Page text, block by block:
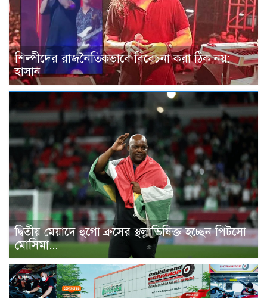
শিল্পীদের রাজনৈতিকভাবে বিবেচনা করা ঠিক নয়:
হাসান
দ্বিতীয় মেয়াদে হুগো ব্রুসের স্থলাভিষিক্ত হচ্ছেন পিটসো
মোসিমা...